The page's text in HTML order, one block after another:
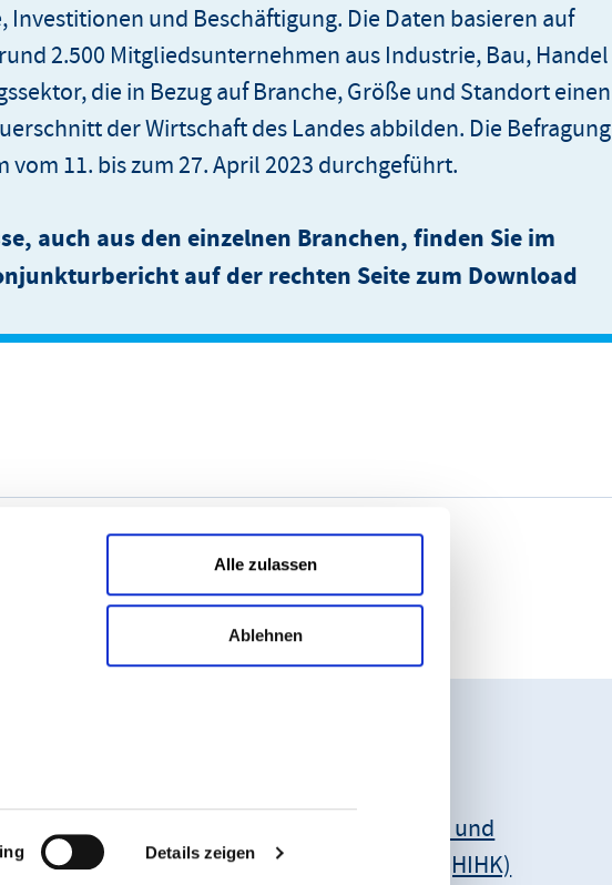
Details zeigen
Alle zulassen
Ablehnen
Investitionen und Beschäftigung. Die Daten basieren auf
2.500 Mitgliedsunternehmen aus Industrie, Bau, Handel
die in Bezug auf Branche, Größe und Standort einen
der Wirtschaft des Landes abbilden. Die Befragung
vom 11. bis zum 27. April 2023 durchgeführt.
auch aus den einzelnen Branchen, finden Sie im
auf der rechten Seite zum Download
Ihnen
Hessischer Industrie- und
Handelskammertag (HIHK)